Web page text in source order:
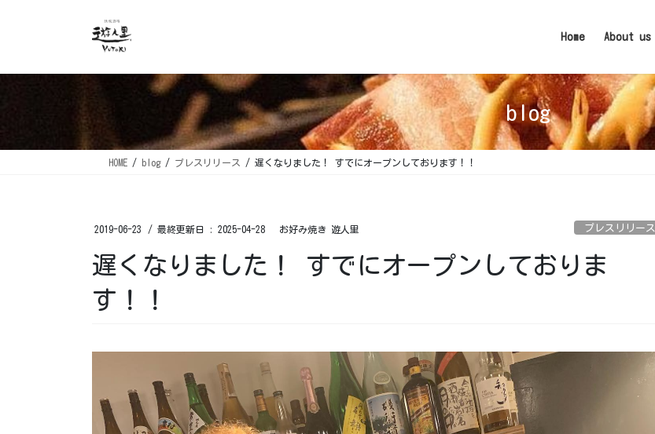
Home About us
blog
HOME blog プレスリリース 遅くなりました！ すでにオープンしております！！
2019-06-23 / 最終更新日 : 2025-04-28 お好み焼き 遊人里 プレスリリース
遅くなりました！ すでにオープンしておりま
す！！